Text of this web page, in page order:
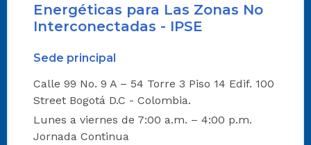
Energéticas para Las Zonas No
Interconectadas - IPSE
Sede principal
Calle 99 No. 9 A – 54 Torre 3 Piso 14 Edif. 100
Street Bogotá D.C - Colombia.
Lunes a viernes de 7:00 a.m. – 4:00 p.m.
Jornada Continua